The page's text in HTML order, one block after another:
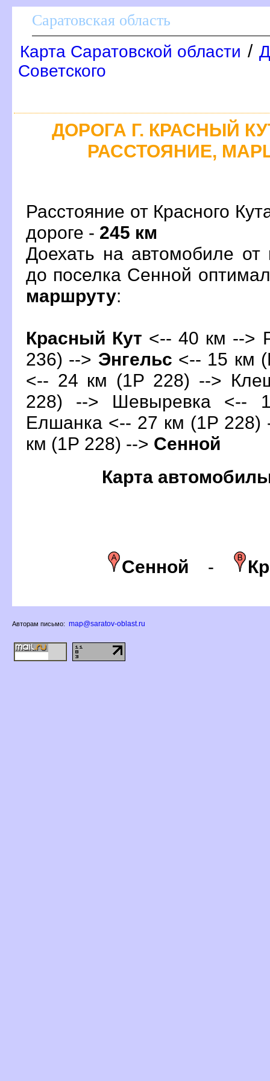
Саратовская область
Карта Саратовской области /
Советского
ДОРОГА Г. КРАСНЫЙ
РАССТОЯНИЕ,
Расстояние от Красного
дороге - 245 км
Доехать на автомобиле от
до поселка Сенной
маршруту:
Красный Кут <-- 40 км -->
236) --> Энгельс <-- 15 км
<-- 24 км (1Р 228) -->
228) --> Шевыревка <--
Елшанка <-- 27 км (1Р 228)
км (1Р 228) --> Сенной
Карта
Сенной -
Авторам письмо: map@saratov-oblast.ru